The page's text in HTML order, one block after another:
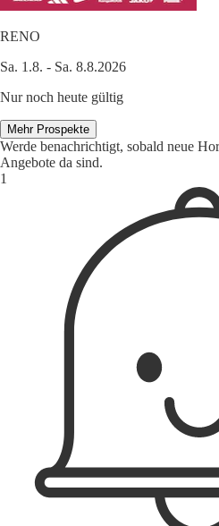
RENO
Sa. 1.8. - Sa. 8.8.2026
Nur noch heute gültig
Mehr Prospekte
Werde benachrichtigt, sobald neue
Angebote da sind.
1